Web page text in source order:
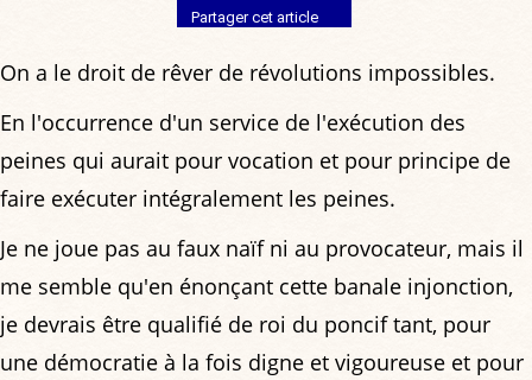
Partager cet article
On a le droit de rêver de révolutions impossibles.
En l'occurrence d'un service de l'exécution des
peines qui aurait pour vocation et pour principe de
faire exécuter intégralement les peines.
Je ne joue pas au faux naïf ni au provocateur, mais il
me semble qu'en énonçant cette banale injonction,
je devrais être qualifié de roi du poncif tant, pour
une démocratie à la fois digne et vigoureuse et pour